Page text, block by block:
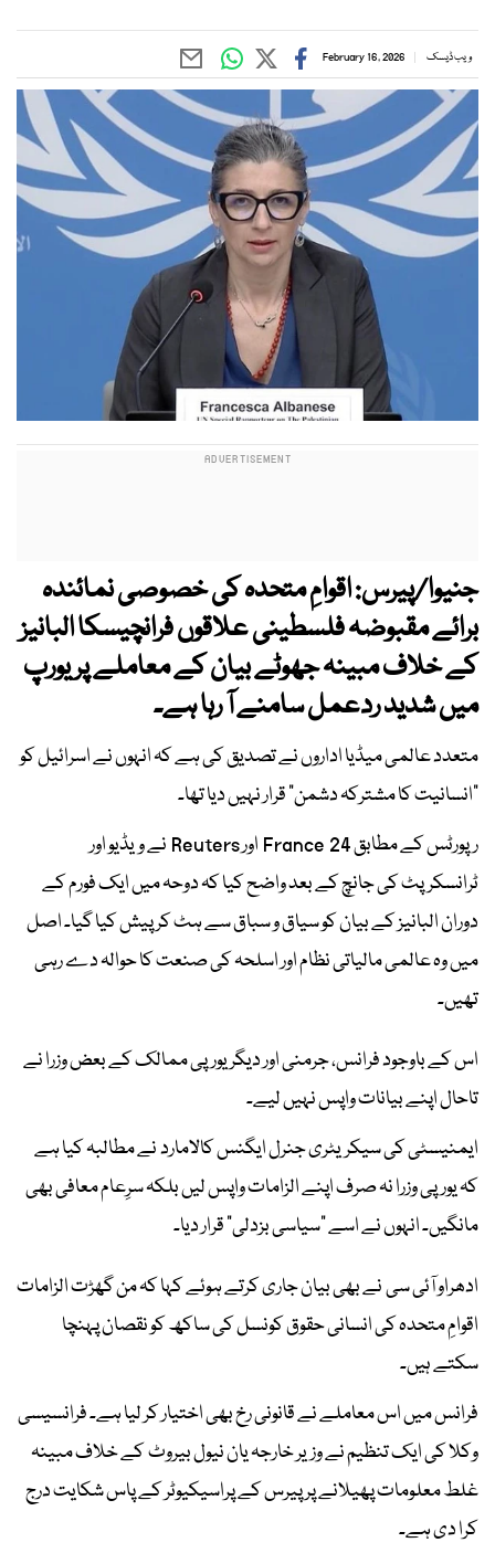
ویب ڈیسک February 16, 2026
جنیوا/پیرس: اقوامِ متحدہ کی خصوصی نمائندہ
برائے مقبوضہ فلسطینی علاقوں فرانچیسکا البانیز
کے خلاف مبینہ جھوٹے بیان کے معاملے پر یورپ
میں شدید ردعمل سامنے آ رہا ہے۔
متعدد عالمی میڈیا اداروں نے تصدیق کی ہے کہ انہوں نے اسرائیل کو
“انسانیت کا مشترکہ دشمن” قرار نہیں دیا تھا۔
رپورٹس کے مطابق France 24 اور Reuters نے ویڈیو اور
ٹرانسکرپٹ کی جانچ کے بعد واضح کیا کہ دوحہ میں ایک فورم کے
دوران البانیز کے بیان کو سیاق و سباق سے ہٹ کر پیش کیا گیا۔ اصل
میں وہ عالمی مالیاتی نظام اور اسلحہ کی صنعت کا حوالہ دے رہی
تھیں۔
اس کے باوجود فرانس، جرمنی اور دیگر یورپی ممالک کے بعض وزرا نے
تاحال اپنے بیانات واپس نہیں لیے۔
ایمنیسٹی کی سیکریٹری جنرل ایگنس کالامارد نے مطالبہ کیا ہے
کہ یورپی وزرا نہ صرف اپنے الزامات واپس لیں بلکہ سرِعام معافی بھی
مانگیں۔ انہوں نے اسے “سیاسی بزدلی” قرار دیا۔
ادھراو آئی سی نے بھی بیان جاری کرتے ہوئے کہا کہ من گھڑت الزامات
اقوامِ متحدہ کی انسانی حقوق کونسل کی ساکھ کو نقصان پہنچا
سکتے ہیں۔
فرانس میں اس معاملے نے قانونی رخ بھی اختیار کر لیا ہے۔ فرانسیسی
وکلا کی ایک تنظیم نے وزیر خارجہ یان نیول بیروٹ کے خلاف مبینہ
غلط معلومات پھیلانے پر پیرس کے پراسیکیوٹر کے پاس شکایت درج
کرا دی ہے۔